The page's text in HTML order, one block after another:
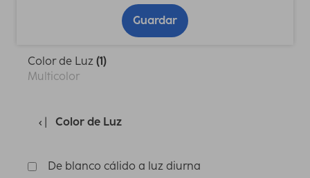
Guardar
Color de Luz (1)
Multicolor
Color de Luz
De blanco cálido a luz diurna